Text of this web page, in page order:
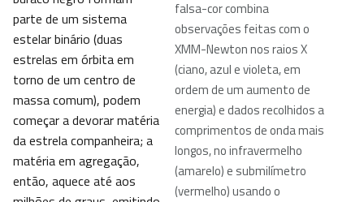
falsa-cor combina
observações feitas com o
XMM-Newton nos raios X
(ciano, azul e violeta, em
ordem de um aumento de
energia) e dados recolhidos a
comprimentos de onda mais
longos, no infravermelho
(amarelo) e submilímetro
(vermelho) usando o
parte de um sistema
estelar binário (duas
estrelas em órbita em
torno de um centro de
massa comum), podem
começar a devorar matéria
da estrela companheira; a
matéria em agregação,
então, aquece até aos